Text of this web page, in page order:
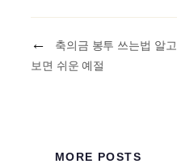
←
축의금 봉투 쓰는법 알고
보면 쉬운 예절
MORE POSTS